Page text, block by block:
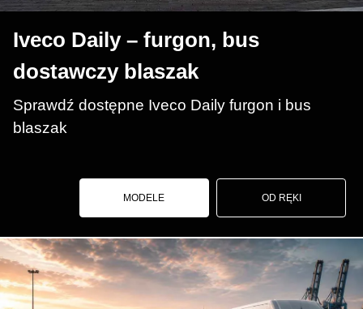
Iveco Daily – furgon, bus
dostawczy blaszak
Sprawdź dostępne Iveco Daily furgon i bus
blaszak
MODELE OD RĘKI